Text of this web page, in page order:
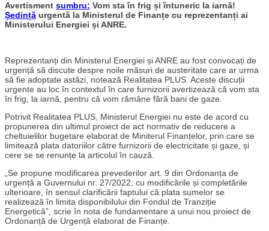
Avertisment sumbru: Vom sta în frig și întuneric la iarnă!
Ședință urgentă la Ministerul de Finanțe cu reprezentanți ai
Ministerului Energiei și ANRE.
Reprezentanți din Ministerul Energiei și ANRE au fost convocați de
urgență să discute despre noile măsuri de austeritate care ar urma
să fie adoptate astăzi, notează Realitatea PLUS. Aceste discuții
urgente au loc în contextul în care furnizorii avertizează că vom sta
în frig, la iarnă, pentru că vom rămâne fără bani de gaze.
Potrivit Realitatea PLUS, Ministerul Energiei nu este de acord cu
propunerea din ultimul proiect de act normativ de reducere a
cheltuielilor bugetare elaborat de Miniterul Finanțelor, prin care se
limitează plata datoriilor către furnizorii de electricitate și gaze, și
cere se se renunțe la articolul în cauză.
„Se propune modificarea prevederilor art. 9 din Ordonanța de
urgență a Guvernului nr. 27/2022, cu modificările și completările
ulterioare, în sensul clarificării faptului că plata sumelor se
realizează în limita disponibilului din Fondul de Tranziție
Energetică”, scrie în nota de fundamentare a unui nou proiect de
Ordonanță de Urgență elaborat de Finanțe.